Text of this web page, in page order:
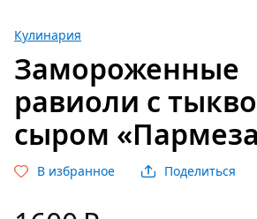
Кулинария
Замороженные
равиоли с
сыром
В избранное Поделиться